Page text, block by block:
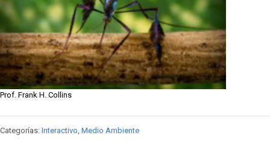
Prof. Frank H. Collins
Categorías: Interactivo Medio Ambiente